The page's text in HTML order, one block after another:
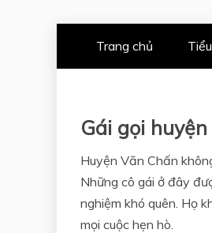
Trang chủ
Gái gọi
Huyện Văn Chấn
Những cô gái ở đây
nghiệm khó quên. Họ
mọi cuộc hẹn hò.